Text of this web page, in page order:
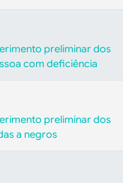
preliminar dos
com deficiência
preliminar dos
a negros